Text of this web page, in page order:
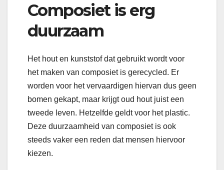
Composiet is erg
duurzaam
Het hout en kunststof dat gebruikt wordt voor
het maken van composiet is gerecycled. Er
worden voor het vervaardigen hiervan dus geen
bomen gekapt, maar krijgt oud hout juist een
tweede leven. Hetzelfde geldt voor het plastic.
Deze duurzaamheid van composiet is ook
steeds vaker een reden dat mensen hiervoor
kiezen.